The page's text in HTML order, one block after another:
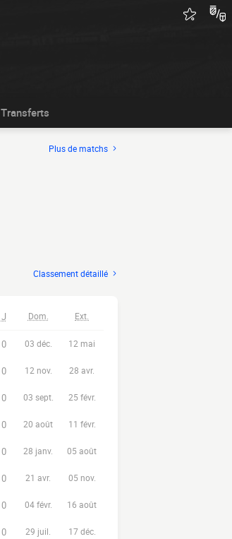
Transferts
Plus de matchs
Classement détaillé
J Dom. Ext.
0 03 déc. 12 mai
0 12 nov. 28 avr.
0 03 sept. 25 févr.
0 20 août 11 févr.
0 28 janv. 05 août
0 21 avr. 05 nov.
0 04 févr. 16 août
0 29 juil. 17 déc.